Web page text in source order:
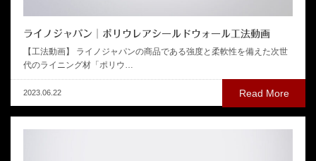
ライノジャパン│ポリウレアシールドウォール工法動画
【工法動画】 ライノジャパンの商品である強度と柔軟性を備えた次世
代のライニング材「ポリウ…
Read More
2023.06.22